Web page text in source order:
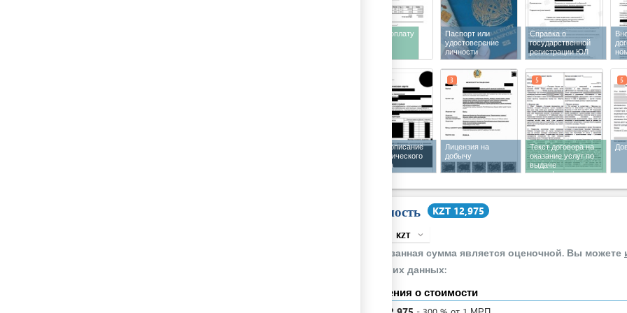
Счет на оплату
Паспорт или
удостоверение
личности
Справка о
государственной
регистрации ЮЛ
Краткое описание
технологического
процесса
производства
Лицензия на
добычу
3
Текст договора на
оказание услуг по
выдаче
сертификата о
5 5
Стоимость KZT 12,975
KZT expand_more
Указанная сумма является оценочной. Вы можете
своих данных:
Сведения о стоимости